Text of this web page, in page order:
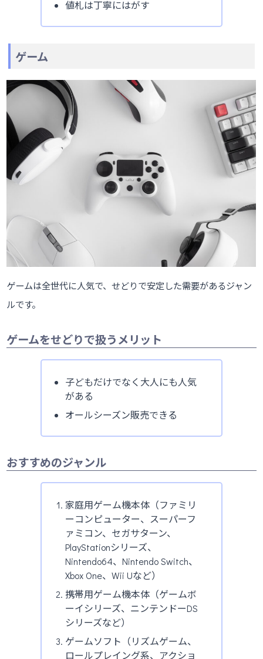
値札は丁寧にはがす
ゲーム
ゲームは全世代に人気で、せどりで安定した需要があるジャン
ルです。
ゲームをせどりで扱うメリット
子どもだけでなく大人にも人気
がある
オールシーズン販売できる
おすすめのジャンル
家庭用ゲーム機本体（ファミリ
ーコンピューター、スーパーフ
ァミコン、セガサターン、
PlayStationシリーズ、
Nintendo64、Nintendo Switch、
Xbox One、Wii Uなど）
携帯用ゲーム機本体（ゲームボ
ーイシリーズ、ニンテンドーDS
シリーズなど）
ゲームソフト（リズムゲーム、
ロールプレイング系、アクショ